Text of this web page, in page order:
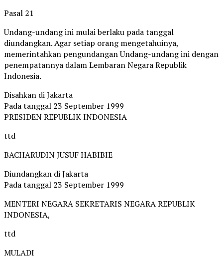
Pasal 21
Undang-undang ini mulai berlaku pada tanggal
diundangkan. Agar setiap orang mengetahuinya,
memerintahkan pengundangan Undang-undang ini dengan
penempatannya dalam Lembaran Negara Republik
Indonesia.
Disahkan di Jakarta
Pada tanggal 23 September 1999
PRESIDEN REPUBLIK INDONESIA
ttd
BACHARUDIN JUSUF HABIBIE
Diundangkan di Jakarta
Pada tanggal 23 September 1999
MENTERI NEGARA SEKRETARIS NEGARA REPUBLIK
INDONESIA,
ttd
MULADI